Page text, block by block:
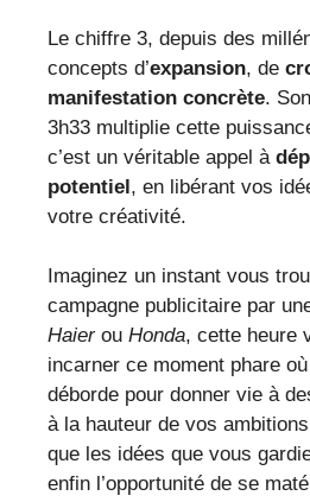
Le chiffre 3, depuis des
concepts d’expansion, de
manifestation concrète.
3h33 multiplie cette
c’est un véritable appel à
potentiel, en libérant vos
votre créativité.
Imaginez un instant vous
campagne publicitaire par
Haierou Honda, cette heure
incarner ce moment phare
déborde pour donner vie à
à la hauteur de vos
que les idées que vous
enfin l’opportunité de se